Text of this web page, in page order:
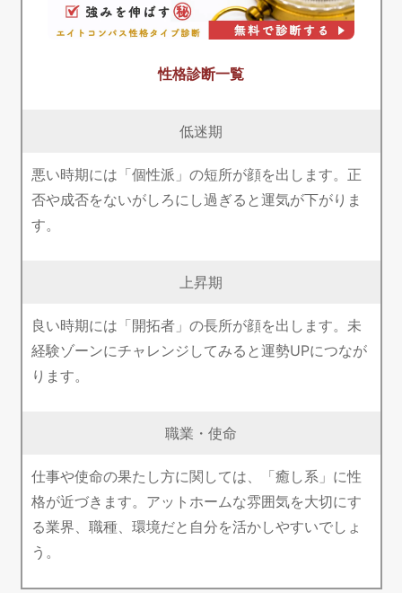
性格診断一覧
低迷期
悪い時期には「個性派」の短所が顔を出します。正
否や成否をないがしろにし過ぎると運気が下がりま
す。
上昇期
良い時期には「開拓者」の長所が顔を出します。未
経験ゾーンにチャレンジしてみると運勢UPにつなが
ります。
職業・使命
仕事や使命の果たし方に関しては、「癒し系」に性
格が近づきます。アットホームな雰囲気を大切にす
る業界、職種、環境だと自分を活かしやすいでしょ
う。